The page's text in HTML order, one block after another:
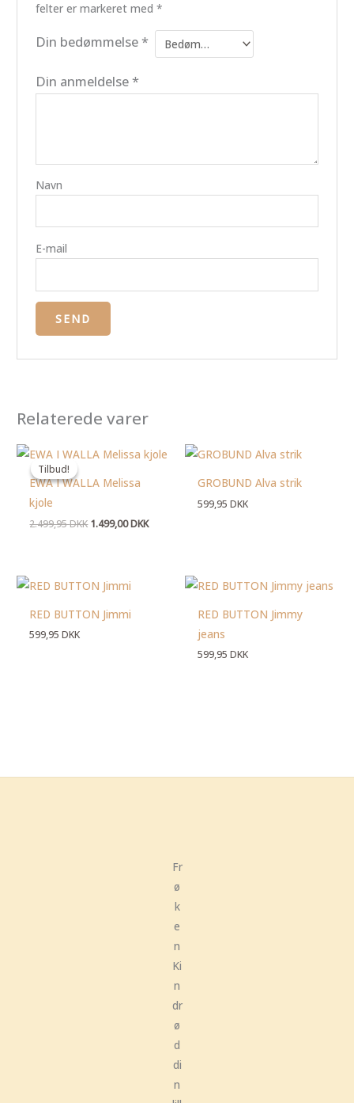
felter er markeret med *
Din bedømmelse*
Din anmeldelse*
Navn
E-mail
Relaterede varer
Tilbud!
Tilbud!
EWA I WALLA Melissa
kjole
2.499,95DKK
Den
oprindelige
var:
1.499,00DKK
Den
aktuelle
1.499,00 DKK.
GROBUND Alva strik
599,95DKK
RED BUTTON Jimmi
599,95DKK
RED BUTTON Jimmy
jeans
599,95DKK
Fr
ø
k
e
n
Ki
n
dr
ø
d
di
n